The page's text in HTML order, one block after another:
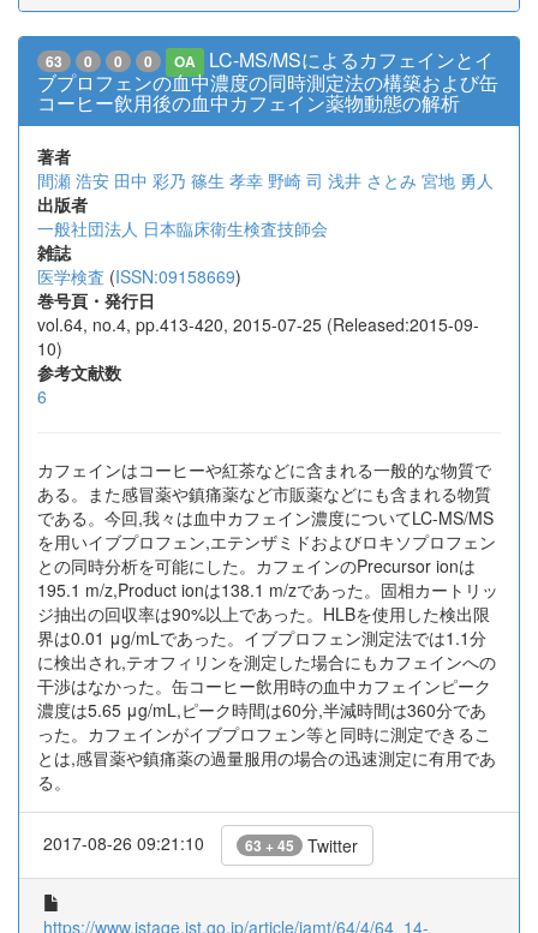
63 0 0 0 OA
LC-MS/MSによるカフェインとイ
ブプロフェンの血中濃度の同時測定法の構築および缶
コーヒー飲用後の血中カフェイン薬物動態の解析
著者
間瀬 浩安 田中 彩乃 篠生 孝幸 野崎 司 浅井 さとみ 宮地 勇人
出版者
一般社団法人 日本臨床衛生検査技師会
雑誌
医学検査 (ISSN:09158669)
巻号頁・発行日
vol.64, no.4, pp.413-420, 2015-07-25 (Released:2015-09-
10)
参考文献数
6
カフェインはコーヒーや紅茶などに含まれる一般的な物質で
ある。また感冒薬や鎮痛薬など市販薬などにも含まれる物質
である。今回,我々は血中カフェイン濃度についてLC-MS/MS
を用いイブプロフェン,エテンザミドおよびロキソプロフェン
との同時分析を可能にした。カフェインのPrecursor ionは
195.1 m/z,Product ionは138.1 m/zであった。固相カートリッ
ジ抽出の回収率は90%以上であった。HLBを使用した検出限
界は0.01 μg/mLであった。イブプロフェン測定法では1.1分
に検出され,テオフィリンを測定した場合にもカフェインへの
干渉はなかった。缶コーヒー飲用時の血中カフェインピーク
濃度は5.65 μg/mL,ピーク時間は60分,半減時間は360分であ
った。カフェインがイブプロフェン等と同時に測定できるこ
とは,感冒薬や鎮痛薬の過量服用の場合の迅速測定に有用であ
る。
2017-08-26 09:21:10 63 + 45 Twitter
https://www.jstage.jst.go.jp/article/jamt/64/4/64_14-